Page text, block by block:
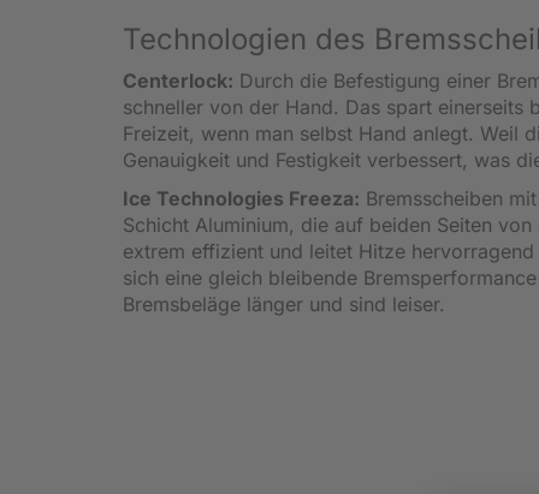
Technologien des
Centerlock: Durch die Befestigung einer
schneller von der Hand. Das spart
Freizeit, wenn man selbst Hand anlegt. Weil
Genauigkeit und Festigkeit verbessert, was
Ice Technologies Freeza: Bremsscheiben
Schicht Aluminium, die auf beiden Seiten
extrem effizient und leitet Hitze
sich eine gleich bleibende
Bremsbeläge länger und sind leiser.